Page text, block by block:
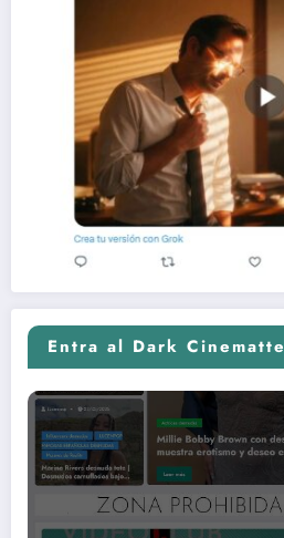
Entra al Dark Cinematte